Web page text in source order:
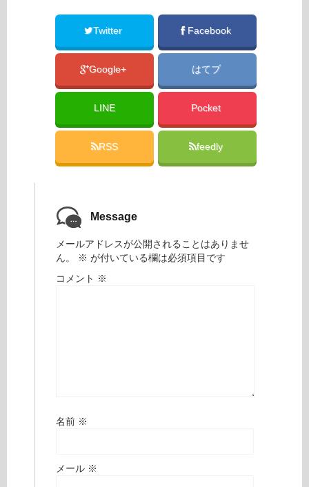
Twitter Facebook
Google+ はてブ
LINE Pocket
RSS feedly
Message
メールアドレスが公開されることはありませ
ん。
※ が付いている欄は必須項目です
コメント ※
名前 ※
メール ※